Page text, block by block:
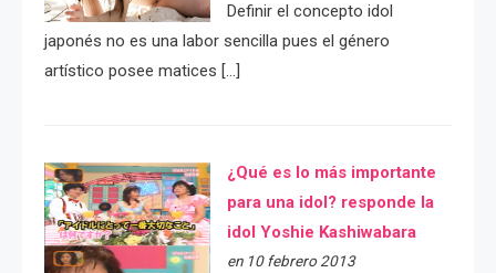
Definir el concepto idol
japonés no es una labor sencilla pues el género
artístico posee matices […]
¿Qué es lo más importante
para una idol? responde la
idol Yoshie Kashiwabara
en 10 febrero 2013